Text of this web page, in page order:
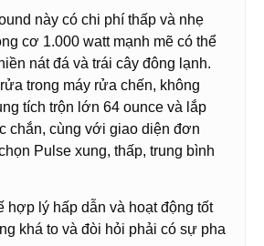
này có chi phí thấp và nhẹ
cơ 1.000 watt mạnh mẽ có thể
nát đá và trái cây đông lạnh.
trong máy rửa chến, không
tích trộn lớn 64 ounce và lắp
chắn, cùng với giao diện đơn
Pulse xung, thấp, trung bình
hợp lý hấp dẫn và hoạt động tốt
khá to và đòi hỏi phải có sự pha